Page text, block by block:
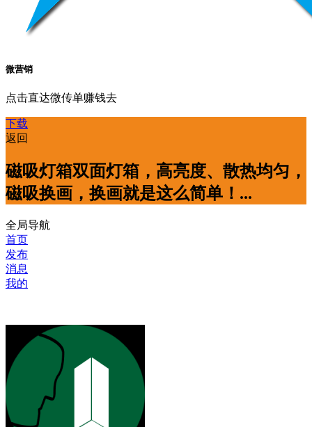
微营销
点击直达微传单赚钱去
下载
返回
磁吸灯箱双面灯箱，高亮度、散热均匀，
磁吸换画，换画就是这么简单！...
全局导航
首页
发布
消息
我的